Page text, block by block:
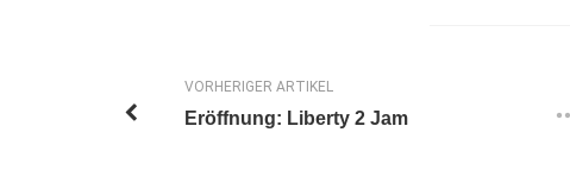
VORHERIGER ARTIKEL
Eröffnung: Liberty 2 Jam